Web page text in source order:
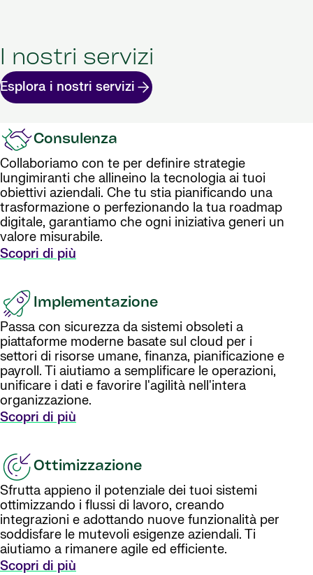
I nostri servizi
Esplora i nostri servizi
Consulenza
Collaboriamo con te per definire strategie
lungimiranti che allineino la tecnologia ai tuoi
obiettivi aziendali. Che tu stia pianificando una
trasformazione o perfezionando la tua roadmap
digitale, garantiamo che ogni iniziativa generi un
valore misurabile.
Scopri di più
Implementazione
Passa con sicurezza da sistemi obsoleti a
piattaforme moderne basate sul cloud per i
settori di risorse umane, finanza, pianificazione e
payroll. Ti aiutiamo a semplificare le operazioni,
unificare i dati e favorire l'agilità nell'intera
organizzazione.
Scopri di più
Ottimizzazione
Sfrutta appieno il potenziale dei tuoi sistemi
ottimizzando i flussi di lavoro, creando
integrazioni e adottando nuove funzionalità per
soddisfare le mutevoli esigenze aziendali. Ti
aiutiamo a rimanere agile ed efficiente.
Scopri di più